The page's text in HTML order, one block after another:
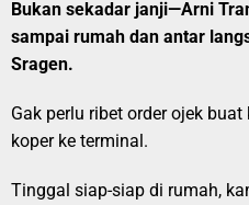
Bukan sekadar janji—Arni
sampai rumah dan antar
Sragen.
Gak perlu ribet order ojek
koper ke terminal.
Tinggal siap-siap di rumah,